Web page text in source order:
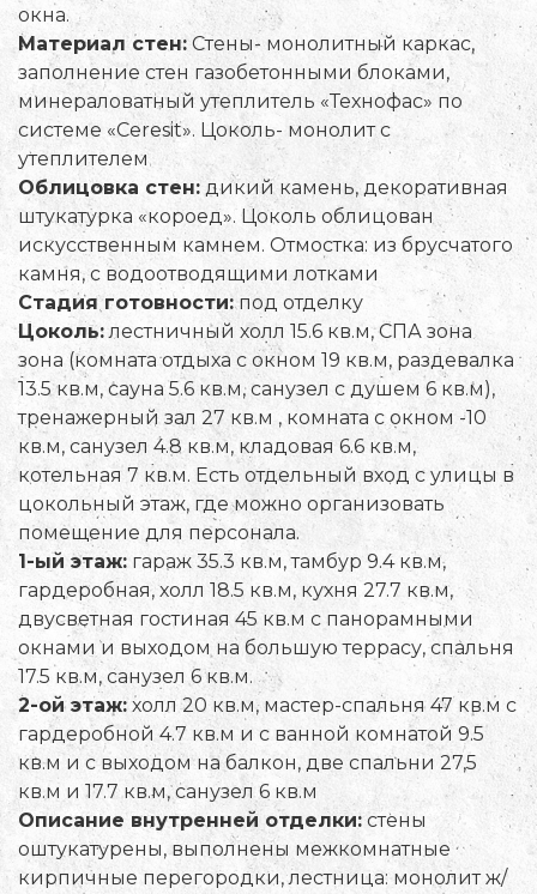
окна.
Материал стен: Стены- монолитный каркас,
заполнение стен газобетонными блоками,
минераловатный утеплитель «Технофас» по
системе «Ceresit». Цоколь- монолит с
утеплителем
Облицовка стен: дикий камень, декоративная
штукатурка «короед». Цоколь облицован
искусственным камнем. Отмостка: из брусчатого
камня, с водоотводящими лотками
Стадия готовности:под отделку
Цоколь:лестничный холл 15.6 кв.м, СПА зона
зона (комната отдыха с окном 19 кв.м, раздевалка
13.5 кв.м, сауна 5.6 кв.м, санузел с душем 6 кв.м),
тренажерный зал 27 кв.м , комната с окном -10
кв.м, санузел 4.8 кв.м, кладовая 6.6 кв.м,
котельная 7 кв.м. Есть отдельный вход с улицы в
цокольный этаж, где можно организовать
помещение для персонала.
1-ый этаж: гараж 35.3 кв.м, тамбур 9.4 кв.м,
гардеробная, холл 18.5 кв.м, кухня 27.7 кв.м,
двусветная гостиная 45 кв.м с панорамными
окнами и выходом на большую террасу, спальня
17.5 кв.м, санузел 6 кв.м.
2-ой этаж:холл 20 кв.м, мастер-спальня 47 кв.м с
гардеробной 4.7 кв.м и с ванной комнатой 9.5
кв.м и с выходом на балкон, две спальни 27,5
кв.м и 17.7 кв.м, санузел 6 кв.м
Описание внутренней отделки:стены
оштукатурены, выполнены межкомнатные
кирпичные перегородки, лестница: монолит ж/